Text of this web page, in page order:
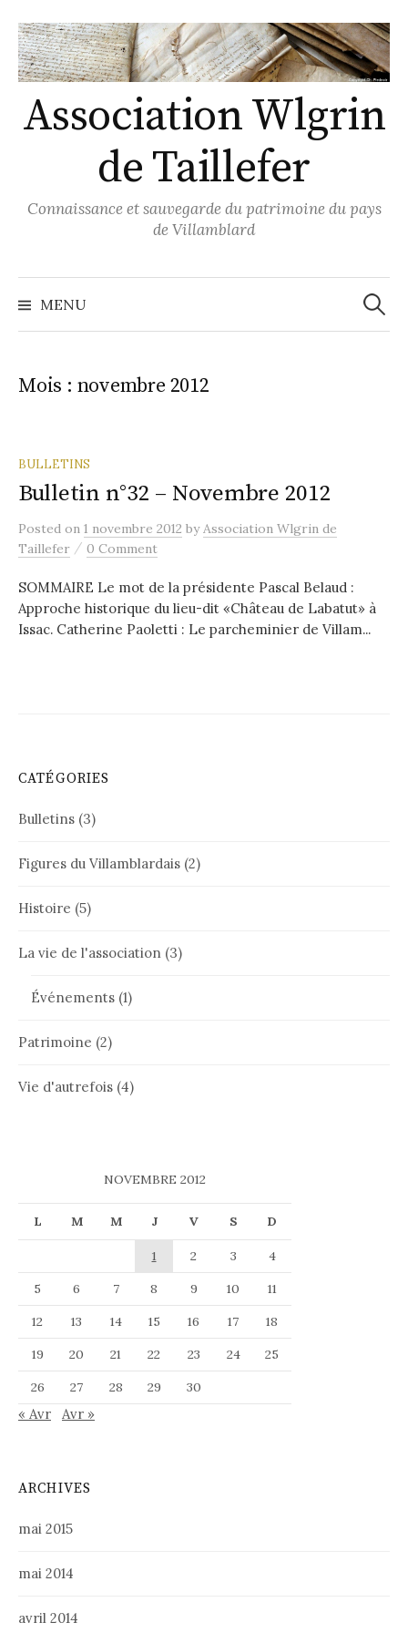
to
content
Association Wlgrin
de Taillefer
Connaissance et sauvegarde du patrimoine du pays
de Villamblard
MENU
Mois : novembre 2012
BULLETINS
Bulletin n°32 – Novembre 2012
Posted on 1 novembre 2012 byAssociation Wlgrin de
Taillefer / 0 Comment
SOMMAIRE Le mot de la présidente Pascal Belaud :
Approche historique du lieu-dit «Château de Labatut» à
Issac. Catherine Paoletti : Le parcheminier de Villam...
CATÉGORIES
Bulletins (3)
Figures du Villamblardais (2)
Histoire (5)
La vie de l'association (3)
Événements (1)
Patrimoine (2)
Vie d'autrefois (4)
NOVEMBRE 2012
L M M J V S D
1 2 3
4
5
6 7 8 9 10
11
12
13 14 15 16 17
18
19
20 21 22 23 24
25
26
27 28 29 30
« Avr Avr »
ARCHIVES
mai 2015
mai 2014
avril 2014